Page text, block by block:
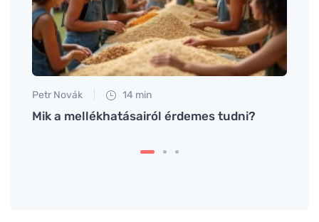
Petr Novák 14 min
Mik a mellékhatásairól érdemes tudni?